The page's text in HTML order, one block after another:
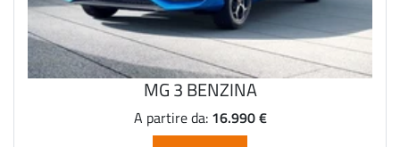
MG 3 BENZINA
A partire da: 16.990 €